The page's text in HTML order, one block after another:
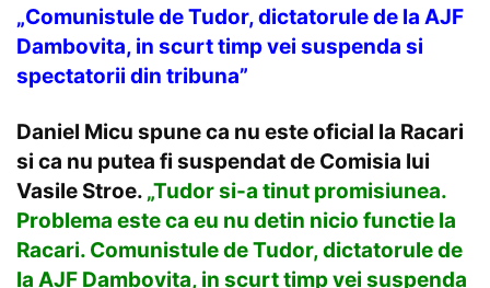
„Comunistule de Tudor, dictatorule de la AJF
Dambovita, in scurt timp vei suspenda si
spectatorii din tribuna”
Daniel Micu spune ca nu este oficial la Racari
si ca nu putea fi suspendat de Comisia lui
Vasile Stroe. „Tudor si-a tinut promisiunea.
Problema este ca eu nu detin nicio functie la
Racari. Comunistule de Tudor, dictatorule de
la AJF Dambovita, in scurt timp vei suspenda